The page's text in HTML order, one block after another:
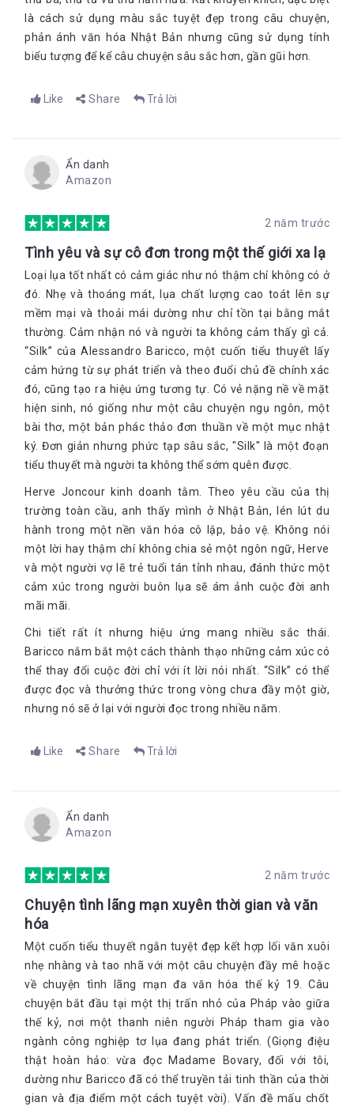
là cách sử dụng màu sắc tuyệt đẹp trong câu chuyện,
phản ánh văn hóa Nhật Bản nhưng cũng sử dụng tính
biểu tượng để kể câu chuyện sâu sắc hơn, gần gũi hơn.
Like Share Trả lời
Ẩn danh
Amazon
2 năm trước
Tình yêu và sự cô đơn trong một thế giới xa lạ
Loại lụa tốt nhất có cảm giác như nó thậm chí không có ở
đó. Nhẹ và thoáng mát, lụa chất lượng cao toát lên sự
mềm mại và thoải mái dường như chỉ tồn tại bằng mắt
thường. Cảm nhận nó và người ta không cảm thấy gì cả.
“Silk” của Alessandro Baricco, một cuốn tiểu thuyết lấy
cảm hứng từ sự phát triển và theo đuổi chủ đề chính xác
đó, cũng tạo ra hiệu ứng tương tự. Có vẻ nặng nề về mặt
hiện sinh, nó giống như một câu chuyện ngụ ngôn, một
bài thơ, một bản phác thảo đơn thuần về một mục nhật
ký. Đơn giản nhưng phức tạp sâu sắc, "Silk" là một đoạn
tiểu thuyết mà người ta không thể sớm quên được.
Herve Joncour kinh doanh tằm. Theo yêu cầu của thị
trường toàn cầu, anh thấy mình ở Nhật Bản, lén lút du
hành trong một nền văn hóa cô lập, bảo vệ. Không nói
một lời hay thậm chí không chia sẻ một ngôn ngữ, Herve
và một người vợ lẽ trẻ tuổi tán tỉnh nhau, đánh thức một
cảm xúc trong người buôn lụa sẽ ám ảnh cuộc đời anh
mãi mãi.
Chi tiết rất ít nhưng hiệu ứng mang nhiều sắc thái.
Baricco nắm bắt một cách thành thạo những cảm xúc có
thể thay đổi cuộc đời chỉ với ít lời nói nhất. “Silk” có thể
được đọc và thưởng thức trong vòng chưa đầy một giờ,
nhưng nó sẽ ở lại với người đọc trong nhiều năm.
Like Share Trả lời
Ẩn danh
Amazon
2 năm trước
Chuyện tình lãng mạn xuyên thời gian và văn
hóa
Một cuốn tiểu thuyết ngắn tuyệt đẹp kết hợp lối văn xuôi
nhẹ nhàng và tao nhã với một câu chuyện đầy mê hoặc
về chuyện tình lãng mạn đa văn hóa thế kỷ 19. Câu
chuyện bắt đầu tại một thị trấn nhỏ của Pháp vào giữa
thế kỷ, nơi một thanh niên người Pháp tham gia vào
ngành công nghiệp tơ lụa đang phát triển. (Giọng điệu
thật hoàn hảo: vừa đọc Madame Bovary, đối với tôi,
dường như Baricco đã có thể truyền tải tinh thần của thời
gian và địa điểm một cách tuyệt vời). Vấn đề mấu chốt